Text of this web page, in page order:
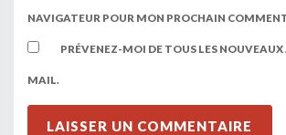
NAVIGATEUR POUR MON PROCHAIN
PRÉVENEZ-MOI DE TOUS LES NOUVEAUX
MAIL.